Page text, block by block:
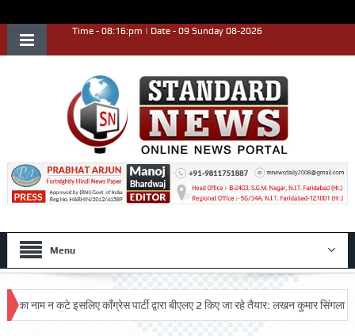
Time - 08:16:pm | Date - 09 Sunday 08-2026
Menu
न कटे इसलिए काँग्रेस पार्टी द्वारा बीएलए 2 किए जा रहे तैयार: लखन कुमार सिंगला